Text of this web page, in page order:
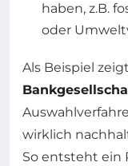
haben, z.B.
oder
Als Beispiel
wirklich
So entsteht ein